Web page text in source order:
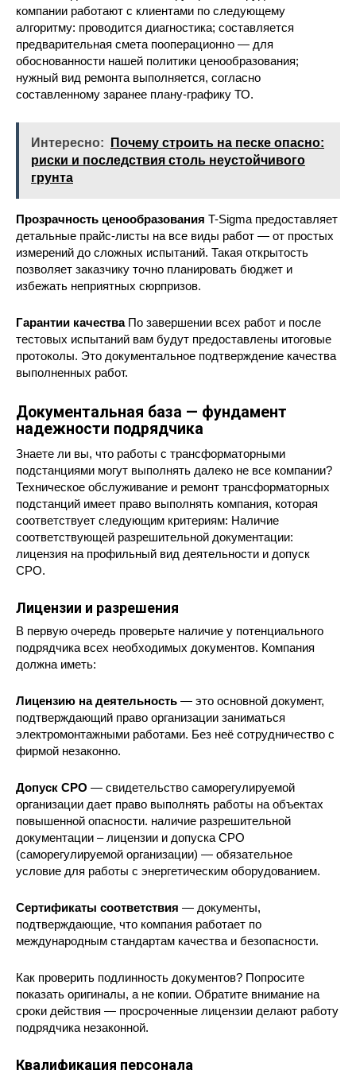
компании работают с клиентами по следующему
алгоритму: проводится диагностика; составляется
предварительная смета пооперационно — для
обоснованности нашей политики ценообразования;
нужный вид ремонта выполняется, согласно
составленному заранее плану-графику ТО.
Интересно:
Почему строить на песке опасно:
риски и последствия столь неустойчивого
грунта
Прозрачность ценообразования T-Sigma предоставляет
детальные прайс-листы на все виды работ — от простых
измерений до сложных испытаний. Такая открытость
позволяет заказчику точно планировать бюджет и
избежать неприятных сюрпризов.
Гарантии качестваПо завершении всех работ и после
тестовых испытаний вам будут предоставлены итоговые
протоколы. Это документальное подтверждение качества
выполненных работ.
Документальная база — фундамент
надежности подрядчика
Знаете ли вы, что работы с трансформаторными
подстанциями могут выполнять далеко не все компании?
Техническое обслуживание и ремонт трансформаторных
подстанций имеет право выполнять компания, которая
соответствует следующим критериям: Наличие
соответствующей разрешительной документации:
лицензия на профильный вид деятельности и допуск
СРО.
Лицензии и разрешения
В первую очередь проверьте наличие у потенциального
подрядчика всех необходимых документов. Компания
должна иметь:
Лицензию на деятельность — это основной документ,
подтверждающий право организации заниматься
электромонтажными работами. Без неё сотрудничество с
фирмой незаконно.
Допуск СРО — свидетельство саморегулируемой
организации дает право выполнять работы на объектах
повышенной опасности. наличие разрешительной
документации – лицензии и допуска СРО
(саморегулируемой организации) — обязательное
условие для работы с энергетическим оборудованием.
Сертификаты соответствия — документы,
подтверждающие, что компания работает по
международным стандартам качества и безопасности.
Как проверить подлинность документов? Попросите
показать оригиналы, а не копии. Обратите внимание на
сроки действия — просроченные лицензии делают работу
подрядчика незаконной.
Квалификация персонала